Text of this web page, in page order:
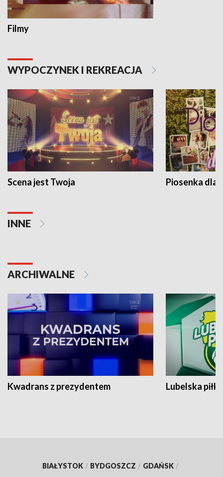
Filmy
WYPOCZYNEK I REKREACJA
Scena jest Twoja Piosenka dla
INNE
ARCHIWALNE
Kwadrans z prezydentem Lubelska piłka
BIAŁYSTOK / BYDGOSZCZ / GDAŃSK /